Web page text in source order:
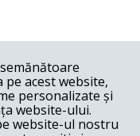
acest website,
personalizate și
website-ului.
website-ul nostru